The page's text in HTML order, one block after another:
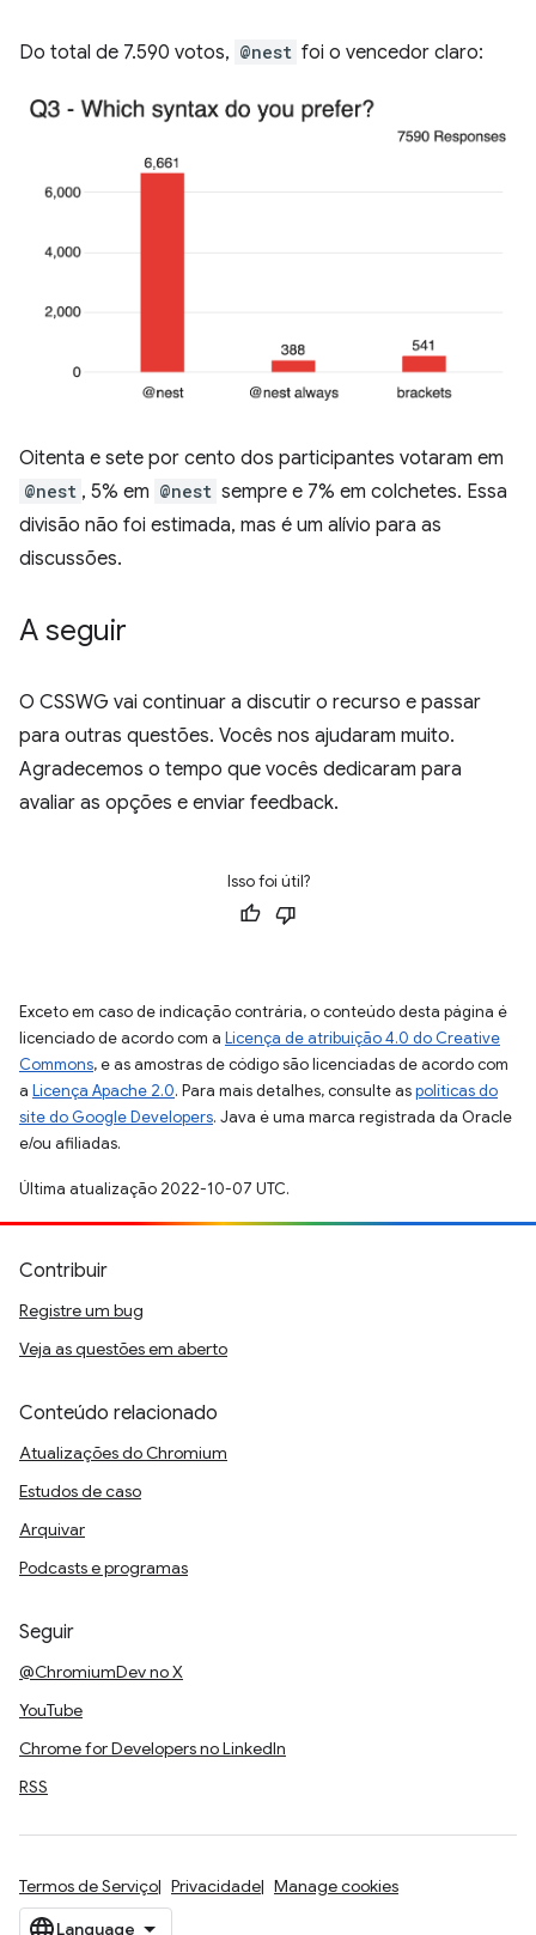
Do total de 7.590 votos, @nest foi o vencedor claro:
Oitenta e sete por cento dos participantes votaram em
@nest , 5% em @nest sempre e 7% em colchetes. Essa
divisão não foi estimada, mas é um alívio para as
discussões.
A seguir
O CSSWG vai continuar a discutir o recurso e passar
para outras questões. Vocês nos ajudaram muito.
Agradecemos o tempo que vocês dedicaram para
avaliar as opções e enviar feedback.
Isso foi útil?
Exceto em caso de indicação contrária, o conteúdo desta página é
licenciado de acordo com a Licença de atribuição 4.0 do Creative
Commons, e as amostras de código são licenciadas de acordo com
a Licença Apache 2.0. Para mais detalhes, consulte aspolíticas do
site do Google Developers. Java é uma marca registrada da Oracle
e/ou afiliadas.
Última atualização 2022-10-07 UTC.
Contribuir
Registre um bug
Veja as questões em aberto
Conteúdo relacionado
Atualizações do Chromium
Estudos de caso
Arquivar
Podcasts e programas
Seguir
@ChromiumDev no X
YouTube
Chrome for Developers no LinkedIn
RSS
Termos de Serviço Privacidade Manage cookies